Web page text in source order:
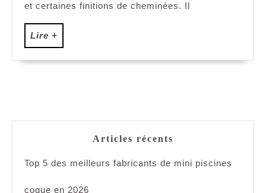
et certaines finitions de cheminées. Il
Lire +
+
Articles récents
Top 5 des meilleurs fabricants de mini piscines
coque en 2026